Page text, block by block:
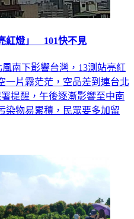
紅燈」 101快不見
南下影響台灣，13測站亮紅
一片霧茫茫，空品差到連台北
提醒，午後逐漸影響至中南
染物易累積，民眾要多加留